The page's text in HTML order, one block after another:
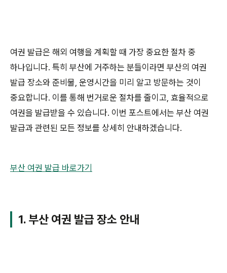
여권 발급은 해외 여행을 계획할 때 가장 중요한 절차 중
하나입니다. 특히 부산에 거주하는 분들이라면 부산의 여권
발급 장소와 준비물, 운영시간을 미리 알고 방문하는 것이
중요합니다. 이를 통해 번거로운 절차를 줄이고, 효율적으로
여권을 발급받을 수 있습니다. 이번 포스트에서는 부산 여권
발급과 관련된 모든 정보를 상세히 안내하겠습니다.
부산 여권 발급 바로가기
1. 부산 여권 발급 장소 안내